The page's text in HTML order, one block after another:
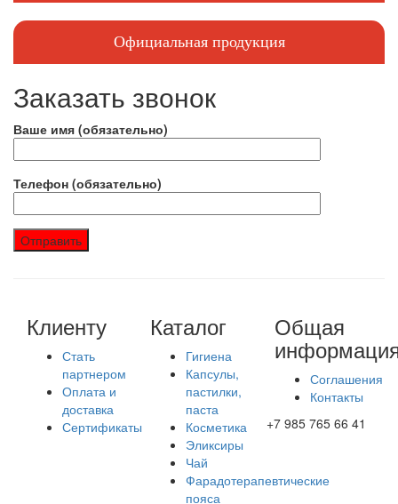
Официальная продукция
Заказать звонок
Ваше имя (обязательно)
Телефон (обязательно)
Клиенту
Стать
партнером
Оплата и
доставка
Сертификаты
Каталог
Гигиена
Капсулы,
пастилки,
паста
Косметика
Эликсиры
Чай
Фарадотерапевтические
пояса
Общая
Соглашения
Контакты
+7 985 765 66 41